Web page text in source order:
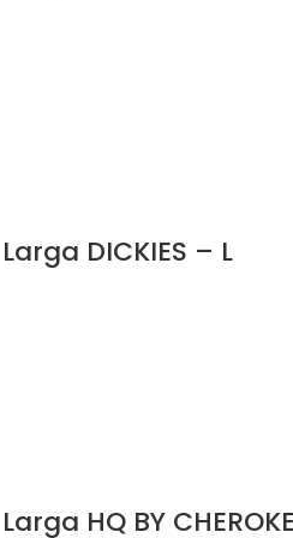
DICKIES – L
HQ BY